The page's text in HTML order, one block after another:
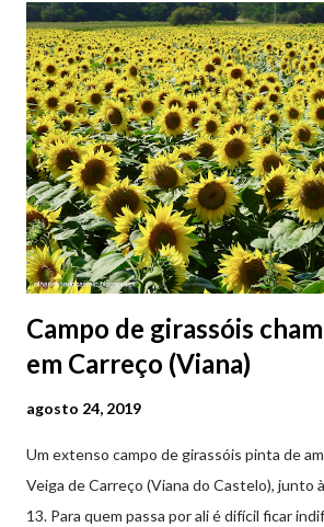
Campo de girassóis
em Carreço (Viana)
agosto 24, 2019
Um extenso campo de girassóis pinta de
Veiga de Carreço (Viana do Castelo), junto
13. Para quem passa por ali é difícil ficar